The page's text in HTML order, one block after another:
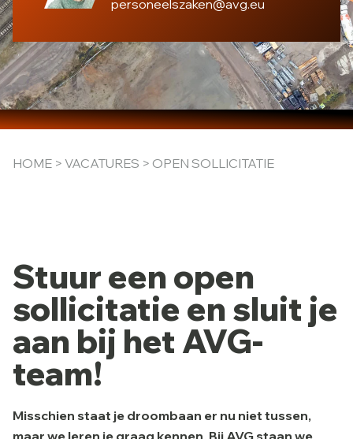
personeelszaken@avg.eu
HOME > VACATURES > OPEN SOLLICITATIE
Stuur een open
sollicitatie en sluit je
aan bij het AVG-
team!
Misschien staat je droombaan er nu niet tussen,
maar we leren je graag kennen. Bij AVG staan we